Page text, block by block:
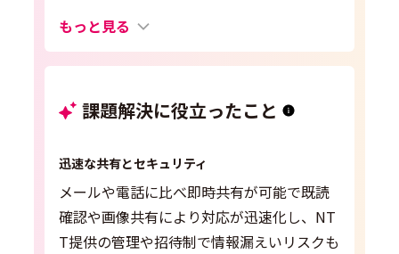
もっと見る
課題解決に役立ったこと
迅速な共有とセキュリティ
メールや電話に比べ即時共有が可能で既読
確認や画像共有により対応が迅速化し、NT
T提供の管理や招待制で情報漏えいリスクも